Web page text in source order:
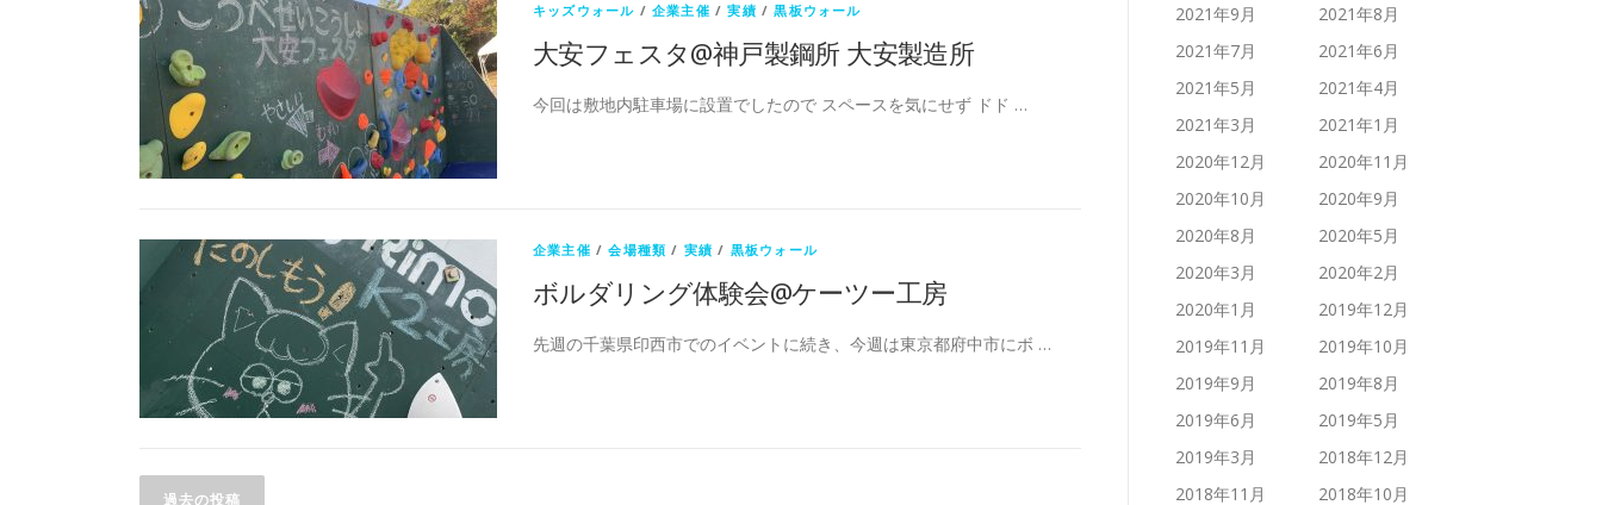
キッズウォール /企業主催 /実績 /黒板ウォール
大安フェスタ@神戸製鋼所 大安製造所
今回は敷地内駐車場に設置でしたので スペースを気にせず ドド …
企業主催 /会場種類 / 実績 / 黒板ウォール
ボルダリング体験会@ケーツー工房
先週の千葉県印西市でのイベントに続き、今週は東京都府中市にボ …
投
過去の投稿
2021年9月
2021年8月
2021年7月
2021年6月
2021年5月
2021年4月
2021年3月
2021年1月
2020年12月
2020年11月
2020年10月
2020年9月
2020年8月
2020年5月
2020年3月
2020年2月
2020年1月
2019年12月
2019年11月
2019年10月
2019年9月
2019年8月
2019年6月
2019年5月
2019年3月
2018年12月
2018年11月
2018年10月